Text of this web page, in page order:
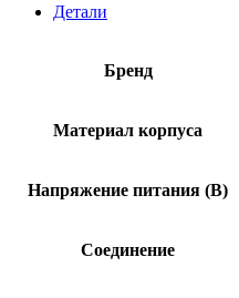
Детали
Бренд
Материал корпуса
Напряжение питания (В)
Соединение